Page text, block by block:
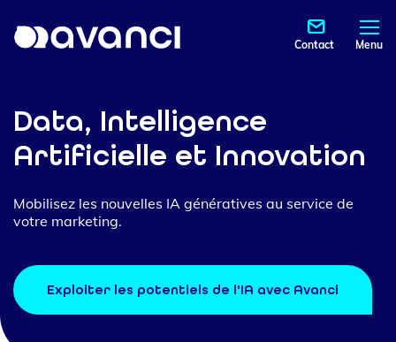
Contact Menu
Data, Intelligence
Artificielle et Innovation
Mobilisez les nouvelles IA génératives au service de
votre marketing.
Exploiter les potentiels de l'IA avec Avanci